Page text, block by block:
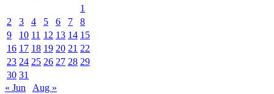
1
2
3 4 5 6 7
8
9
10 11 12 13 14 15
16 17 18 19 20 21 22
23 24 25 26 27 28 29
30 31
« Jun
Aug »